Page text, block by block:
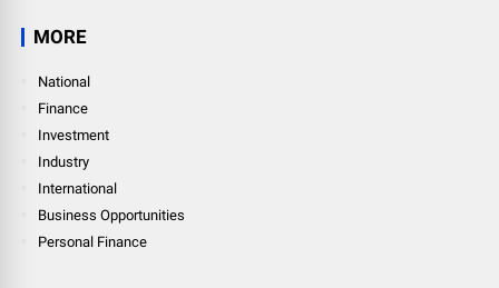
MORE
National
Finance
Investment
Industry
International
Business Opportunities
Personal Finance